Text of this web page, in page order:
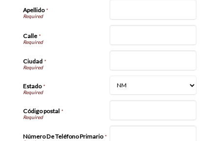
Apellido*
Calle*
Ciudad *
Estado*
Código postal *
Número De Teléfono Primario*